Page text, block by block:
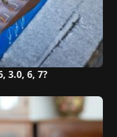
3.0, 6, 7?